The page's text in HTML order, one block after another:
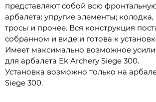
представляют собой всю
арбалета: упругие элементы; колодка,
тросы и прочее. Вся конструкция
собранном и виде и готова к
Имеет максимально возможное
для арбалета Ek Archery Siege 300.
Установка возможно только на
Siege 300.